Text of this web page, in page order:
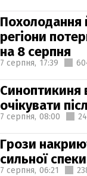
Похолодання
регіони
на 8 серпня
7 серпня, 17:39
Синоптикиня
очікувати
7 серпня, 08:00
Грози
сильної
7 серпня, 06:21